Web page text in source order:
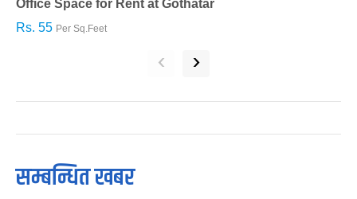
Office Space for Rent at Gothatar
Rs. 55 Per Sq.Feet
‹ ›
सम्बन्धित खबर